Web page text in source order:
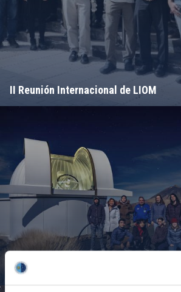
II Reunión Internacional de LIOM
Campamento de Astronomía del MIT